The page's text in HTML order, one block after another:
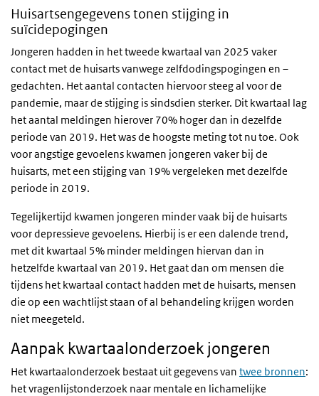
Huisartsengegevens tonen stijging in
suïcidepogingen
Jongeren hadden in het tweede kwartaal van 2025 vaker
contact met de huisarts vanwege zelfdodingspogingen en –
gedachten. Het aantal contacten hiervoor steeg al voor de
pandemie, maar de stijging is sindsdien sterker. Dit kwartaal lag
het aantal meldingen hierover 70% hoger dan in dezelfde
periode van 2019. Het was de hoogste meting tot nu toe. Ook
voor angstige gevoelens kwamen jongeren vaker bij de
huisarts, met een stijging van 19% vergeleken met dezelfde
periode in 2019.
Tegelijkertijd kwamen jongeren minder vaak bij de huisarts
voor depressieve gevoelens. Hierbij is er een dalende trend,
met dit kwartaal 5% minder meldingen hiervan dan in
hetzelfde kwartaal van 2019. Het gaat dan om mensen die
tijdens het kwartaal contact hadden met de huisarts, mensen
die op een wachtlijst staan of al behandeling krijgen worden
niet meegeteld.
Aanpak kwartaalonderzoek jongeren
Het kwartaalonderzoek bestaat uit gegevens van twee bronnen:
het vragenlijstonderzoek naar mentale en lichamelijke